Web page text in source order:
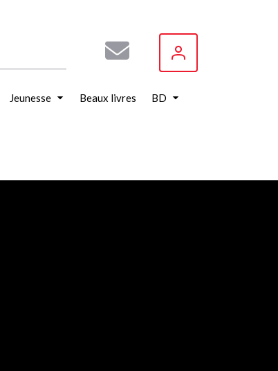
Jeunesse Beaux livres BD